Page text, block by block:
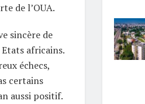
de l’OUA.
sincère de
africains.
échecs,
certains
aussi positif.